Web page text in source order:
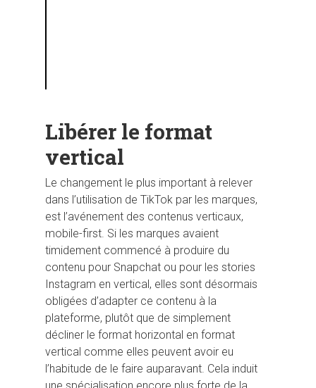
Libérer le format
vertical
Le changement le plus important à relever
dans l’utilisation de TikTok par les marques,
est l’avénement des contenus verticaux,
mobile-first. Si les marques avaient
timidement commencé à produire du
contenu pour Snapchat ou pour les stories
Instagram en vertical, elles sont désormais
obligées d’adapter ce contenu à la
plateforme, plutôt que de simplement
décliner le format horizontal en format
vertical comme elles peuvent avoir eu
l’habitude de le faire auparavant. Cela induit